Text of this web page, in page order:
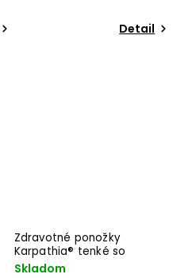
Detail
Zdravotné ponožky
Karpathia® tenké so
striebrom
Skladom